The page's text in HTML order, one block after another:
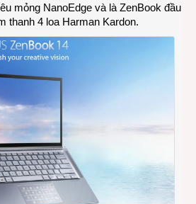
14
mỏng NanoEdge và là ZenBook đầu
thanh 4 loa Harman Kardon.